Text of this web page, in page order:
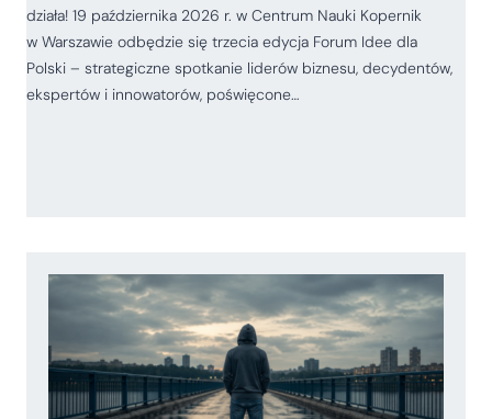
działa! 19 października 2026 r. w Centrum Nauki Kopernik
w Warszawie odbędzie się trzecia edycja Forum Idee dla
Polski – strategiczne spotkanie liderów biznesu, decydentów,
ekspertów i innowatorów, poświęcone…